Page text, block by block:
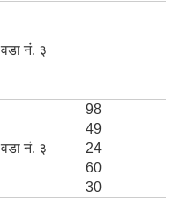
वडा नं. ३
वडा नं. ३
98
49
24
60
30